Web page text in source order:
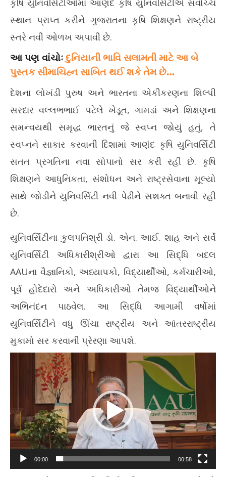
કૃષિ યુનિવર્સિટીઓમાં આણંદ કૃષિ યુનિવર્સિટીએ સર્વોચ્ચ
સ્થાન પ્રાપ્ત કરીને ગુજરાતના કૃષિ શિક્ષણને રાષ્ટ્રીય
સ્તરે નવી ઓળખ અપાવી છે.
આ પણ વાંચોઃદુનિયાની ભાવિ સલામતી માટે આ બે
પુસ્તક સીમાચિહ્ન સાબિત થઈ શકે તેમ છે…
દેશના લોખંડી પુરુષ અને ભારતના એકીકરણના શિલ્પી
સરદાર વલ્લભભાઈ પટેલે ખેડૂત, ગામડાં અને શિક્ષણના
સમન્વયથી સમૃદ્ધ ભારતનું જે સ્વપ્ન જોયું હતું, તે
સ્વપ્નને સાકાર કરવાની દિશામાં આણંદ કૃષિ યુનિવર્સિટી
સતત પ્રગતિના નવા સોપાનો સર કરી રહી છે. કૃષિ
શિક્ષણને આધુનિકતા, સંશોધન અને રાષ્ટ્રસેવાના મૂલ્યો
સાથે જોડીને યુનિવર્સિટી નવી પેઢીને સશક્ત બનાવી રહી
છે.
યુનિવર્સિટીના કુલપતિશ્રી ડો. એન. આઈ. શાહ અને સર્વે
યુનિવર્સિટી અધિકારીશ્રીઓ દ્વારા આ સિદ્ધિ બદલ
AAUના વૈજ્ઞાનિકો, અધ્યાપકો, વિદ્યાર્થીઓ, કર્મચારીઓ,
પૂર્વ હોદેદારો અને અધિકારીઓ તેમજ વિદ્યાર્થીઓને
અભિનંદન પાઠવેલ. આ સિદ્ધિ આગામી વર્ષોમાં
યુનિવર્સિટીને વધુ ઊંચા રાષ્ટ્રીય અને આંતરરાષ્ટ્રીય
મુકામો સર કરવાની પ્રેરણા આપશે.
Player
00:00 00:58